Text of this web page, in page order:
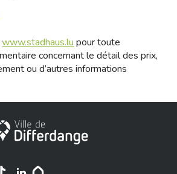
www.stadhaus.lu pour toute
concernant le détail des prix,
ou d’autres informations
of Differdange